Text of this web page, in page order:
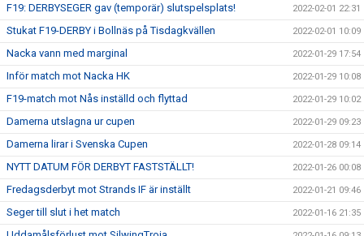
F19: DERBYSEGER gav (temporär) slutspelsplats! 2022-02-01 22:31
Stukat F19-DERBY i Bollnäs på Tisdagkvällen 2022-02-01 10:09
Nacka vann med marginal 2022-01-29 17:54
Inför match mot Nacka HK 2022-01-29 10:08
F19-match mot Nås inställd och flyttad 2022-01-29 10:02
Damerna utslagna ur cupen 2022-01-29 09:23
Damerna lirar i Svenska Cupen 2022-01-28 09:14
NYTT DATUM FÖR DERBYT FASTSTÄLLT! 2022-01-26 00:08
Fredagsderbyt mot Strands IF är inställt 2022-01-21 09:46
Seger till slut i het match 2022-01-16 21:35